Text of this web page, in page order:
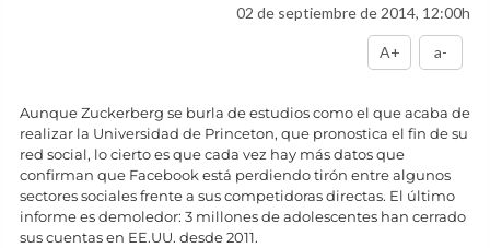
02 de septiembre de 2014, 12:00h
A+ a-
Aunque Zuckerberg se burla de estudios como el que acaba de
realizar la Universidad de Princeton, que pronostica el fin de su
red social, lo cierto es que cada vez hay más datos que
confirman que Facebook está perdiendo tirón entre algunos
sectores sociales frente a sus competidoras directas. El último
informe es demoledor: 3 millones de adolescentes han cerrado
sus cuentas en EE.UU. desde 2011.